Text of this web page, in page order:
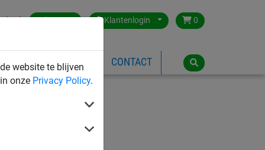
website te blijven
onze Privacy Policy.
Belgium Klantenlogin 0
SPEELTOESTELLEN CONTACT